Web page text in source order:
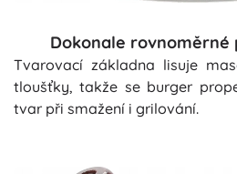
Dokonale rovnoměrné
Tvarovací základna lisuje
tloušťky, takže se burger
tvar při smažení i grilování.